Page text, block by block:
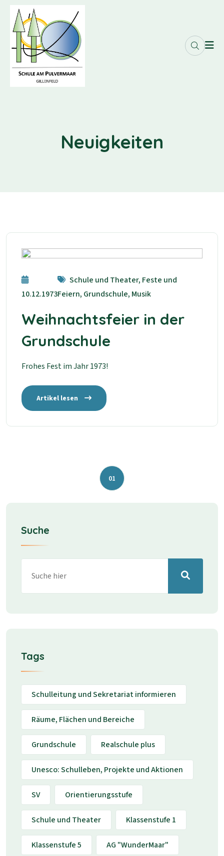
Neuigkeiten
10.12.1973
Schule und Theater, Feste und
Feiern, Grundschule, Musik
Weihnachtsfeier in der
Grundschule
Frohes Fest im Jahr 1973!
Artikel lesen
01
Suche
Tags
Schulleitung und Sekretariat informieren
Räume, Flächen und Bereiche
Grundschule Realschule plus
Unesco: Schulleben, Projekte und Aktionen
SV Orientierungsstufe
Schule und Theater Klassenstufe 1
Klassenstufe 5 AG "WunderMaar"